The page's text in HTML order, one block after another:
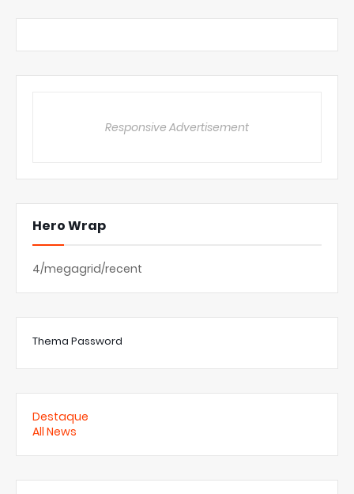
Responsive Advertisement
Hero Wrap
4/megagrid/recent
Thema Password
Destaque
All News